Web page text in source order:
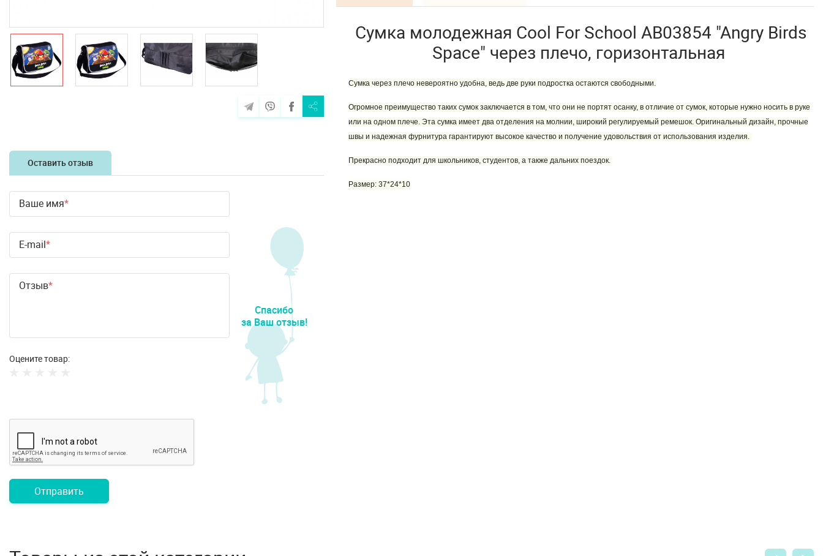
Оставить отзыв
Ваше имя
E-mail
Отзыв
Оцените товар:
Отправить
Спасибо
за Ваш отзыв!
Сумка молодежная Cool For School AB03854 "Angry Birds
Space" через плечо, горизонтальная
Сумка через плечо невероятно удобна, ведь две руки подростка остаются свободными.
Огромное преимущество таких сумок заключается в том, что они не портят осанку, в отличие от сумок, которые нужно носить в руке
или на одном плече. Эта сумка имеет два отделения на молнии, широкий регулируемый ремешок. Оригинальный дизайн, прочные
швы и надежная фурнитура гарантируют высокое качество и получение удовольствия от использования изделия.
Прекрасно подходит для школьников, студентов, а также дальних поездок.
Размер: 37*24*10